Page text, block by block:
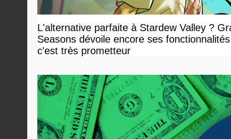
L'alternative parfaite à Stardew Valley ?
Seasons dévoile encore ses
c'est très prometteur